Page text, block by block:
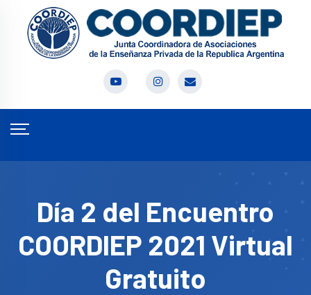
Día 2 del Encuentro
COORDIEP 2021 Virtual
Gratuito